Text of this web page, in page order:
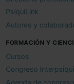
PsiquiLink
Autores y
FORMACIÓN Y
Cursos
Congreso
Agenda de